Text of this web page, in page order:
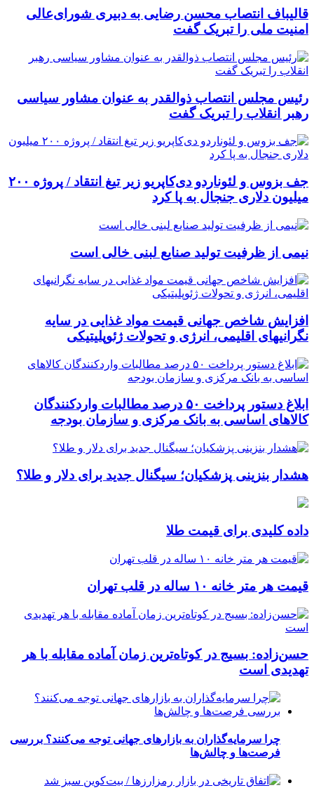
قالیباف انتصاب محسن رضایی به دبیری شورای‌عالی
امنیت ملی را تبریک گفت
رئیس مجلس انتصاب ذوالقدر به عنوان مشاور سیاسی
رهبر انقلاب را تبریک گفت
جف بزوس و لئوناردو دی‌کاپریو زیر تیغ انتقاد / پروژه ۲۰۰
میلیون دلاری جنجال به پا کرد
نیمی از ظرفیت تولید صنایع لبنی خالی است
افزایش شاخص جهانی قیمت مواد غذایی در سایه
نگرانیهای اقلیمی، انرژی و تحولات ژئوپلیتیکی
ابلاغ دستور پرداخت ۵۰ درصد مطالبات واردکنندگان
کالاهای اساسی به بانک مرکزی و سازمان بودجه
هشدار بنزینی پزشکیان؛ سیگنال جدید برای دلار و طلا؟
داده کلیدی برای قیمت طلا
قیمت هر متر خانه ۱۰ ساله در قلب تهران
حسن‌زاده: بسیج در کوتاه‌ترین زمان آماده مقابله با هر
تهدیدی است
چرا سرمایه‌گذاران به بازارهای جهانی توجه می‌کنند؟ بررسی
فرصت‌ها و چالش‌ها